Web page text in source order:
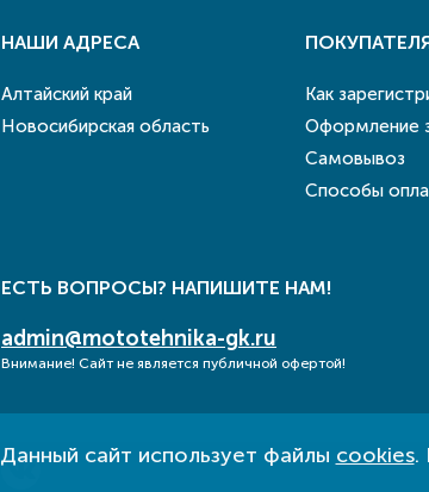
Данный сайт использует файлы cookies.
НАШИ АДРЕСА
Алтайский край
Новосибирская область
Как
Оформление
Самовывоз
Способы
ЕСТЬ ВОПРОСЫ? НАПИШИТЕ НАМ!
admin@mototehnika-gk.ru
Внимание! Сайт не является публичной офертой!